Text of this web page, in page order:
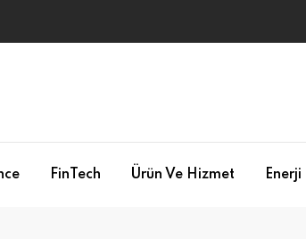
FinTech Ürün Ve Hizmet Enerji